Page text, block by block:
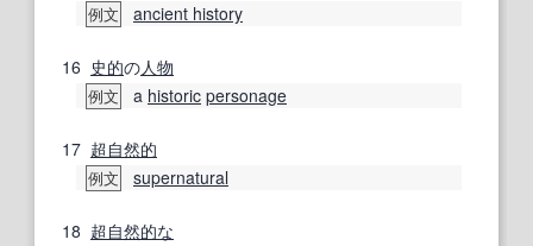
例文 ancient history
16 史的の人物
例文 a historic personage
17 超自然的
例文 supernatural
18 超自然的な